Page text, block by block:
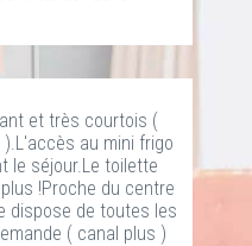
et très courtois (
au mini frigo
le séjour.Le toilette
!Proche du centre
dispose de toutes les
( canal plus )